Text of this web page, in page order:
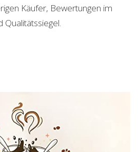
Käufer, Bewertungen im
Qualitätssiegel.